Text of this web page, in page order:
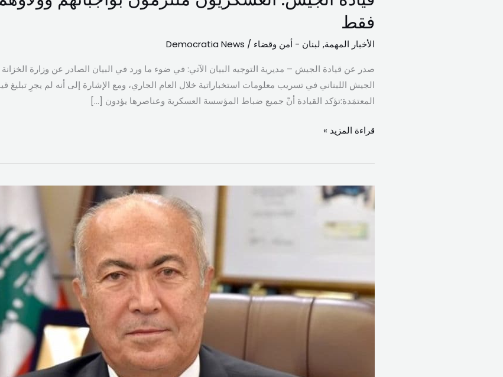
فقط
الأخبار المهمة, لبنان - أمن وقضاء /
Democratia News
صدر عن قيادة الجيش – مديرية التوجيه البيان الآتي: في ضوء ما ورد في البيان الصادر عن وزارة
الجيش اللبناني في تسريب معلومات استخباراتية خلال العام الجاري، ومع الإشارة إلى أنه لم يجرِ
المعتمَدة:تؤكد القيادة أنّ جميع ضباط المؤسسة العسكرية وعناصرها يؤدون […]
قراءة المزيد »
مخزومي:
قانون
عفو
عام
وطنية
بعيداً
عن